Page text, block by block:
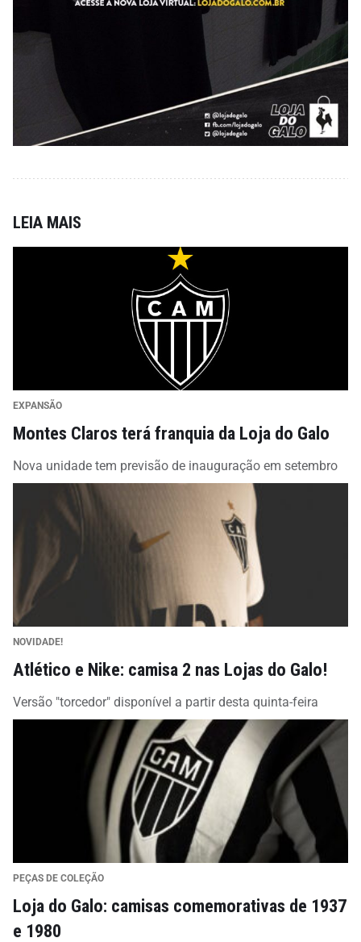
LEIA MAIS
EXPANSÃO
Montes Claros terá franquia da Loja do Galo
Nova unidade tem previsão de inauguração em setembro
NOVIDADE!
Atlético e Nike: camisa 2 nas Lojas do Galo!
Versão "torcedor" disponível a partir desta quinta-feira
PEÇAS DE COLEÇÃO
Loja do Galo: camisas comemorativas de 1937
e 1980